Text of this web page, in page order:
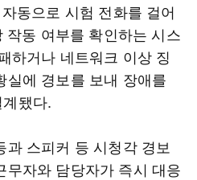
동으로 시험 전화를 걸어
동 여부를 확인하는 시스
하거나 네트워크 이상 징
실에 경보를 보내 장애를
됐다.
스피커 등 시청각 경보
무자와 담당자가 즉시 대응